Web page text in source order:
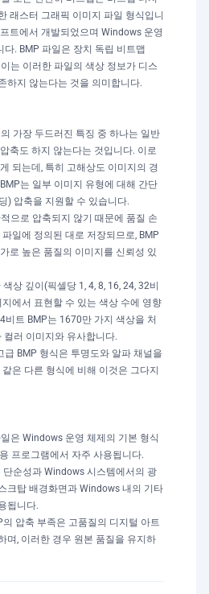
래스터 그래픽 이미지 파일 형식입니
트에서 개발되었으며 Windows 운영
. BMP 파일은 장치 독립 비트맵
는 이러한 파일의 색상 정보가 디스
하지 않는다는 것을 의미합니다.
의 가장 두드러진 특징 중 하나는 일반
축도 하지 않는다는 것입니다. 이로
되는데, 특히 고해상도 이미지의 경
는 일부 이미지 유형에 대해 간단
) 압축을 지원할 수 있습니다.
으로 압축되지 않기 때문에 품질 손
일에 정의된 대로 저장되므로, BMP
로 높은 품질의 이미지를 신뢰성 있
상 깊이(픽셀당 1, 4, 8, 16, 24, 32비
에서 표현할 수 있는 색상 수에 영향
비트 BMP는 1670만 가지 색상을 처
컬러 이미지와 유사합니다.
급 BMP 형식은 투명도와 알파 채널을
은 다른 형식에 비해 이것은 그다지
일은 Windows 운영 체제의 기본 형식
프로그램에서 자주 사용됩니다.
단순성과 Windows 시스템에서의 광
크탑 배경화면과 Windows 내의 기타
됩니다.
의 압축 부족은 고품질의 디지털 아트
며, 이러한 경우 원본 품질을 유지하